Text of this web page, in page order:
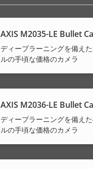
AXIS M2035-LE Bullet
ディープラーニングを備え
ルの手頃な価格のカメラ
AXIS M2036-LE Bullet
ディープラーニングを備え
ルの手頃な価格のカメラ